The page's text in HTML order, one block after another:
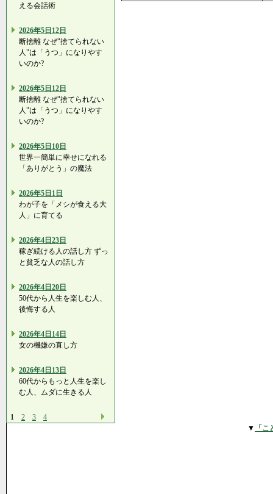
える会話術
2026年5日12日
断捨離 なぜ"捨てられない
人"は「うつ」になりやす
いのか?
2026年5日12日
断捨離 なぜ"捨てられない
人"は「うつ」になりやす
いのか?
2026年5日10日
世界一簡単に幸せになれる
「ありがとう」の魔法
2026年5日1日
わが子を「メシが食える大
人」に育てる
2026年4日23日
稼ぎ続ける人の話し方 ずっ
と貧乏な人の話し方
2026年4日20日
50代から人生を楽しむ人、
後悔する人
2026年4日14日
女の機嫌の直し方
2026年4日13日
60代からもっと人生を楽し
む人、ムダに生きる人
1 2 3 4
▼ 「